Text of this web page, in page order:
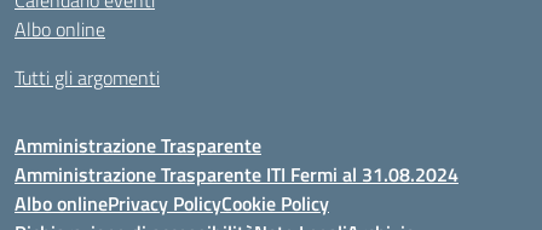
Albo online
Tutti gli argomenti
Amministrazione Trasparente
Amministrazione Trasparente ITI Fermi al 31.08.2024
Albo onlinePrivacy PolicyCookie Policy